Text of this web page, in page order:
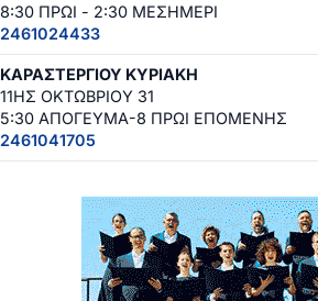
8:30 ΠΡΩΙ - 2:30 ΜΕΣΗΜΕΡΙ
2461024433
ΚΑΡΑΣΤΕΡΓΙΟΥ ΚΥΡΙΑΚΗ
11ΗΣ ΟΚΤΩΒΡΙΟΥ 31
5:30 ΑΠΟΓΕΥΜΑ-8 ΠΡΩΙ ΕΠΟΜΕΝΗΣ
2461041705